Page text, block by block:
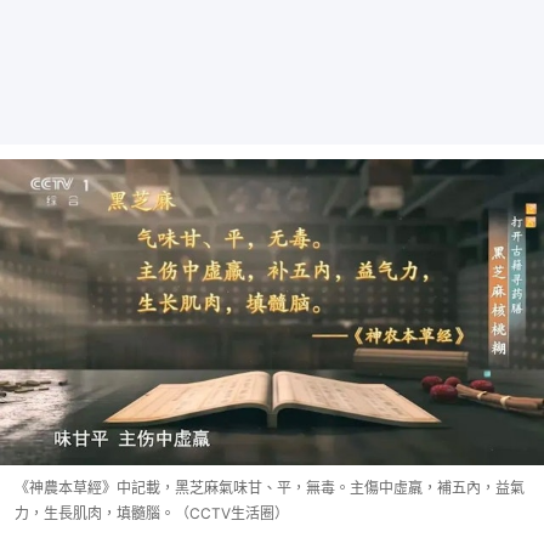
《神農本草經》中記載，黑芝麻氣味甘、平，無毒。主傷中虛羸，補五內，益氣
力，生長肌肉，填髓腦。（CCTV生活圈）